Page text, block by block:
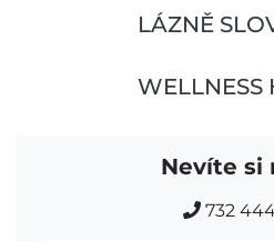
LÁZNĚ
WELLNESS
Nevíte si
732